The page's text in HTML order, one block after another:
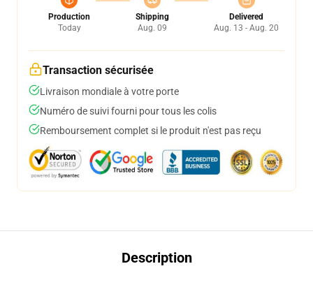
Production
Today
Shipping
Aug. 09
Delivered
Aug. 13 - Aug. 20
Transaction sécurisée
Livraison mondiale à votre porte
Numéro de suivi fourni pour tous les colis
Remboursement complet si le produit n'est pas reçu
Description